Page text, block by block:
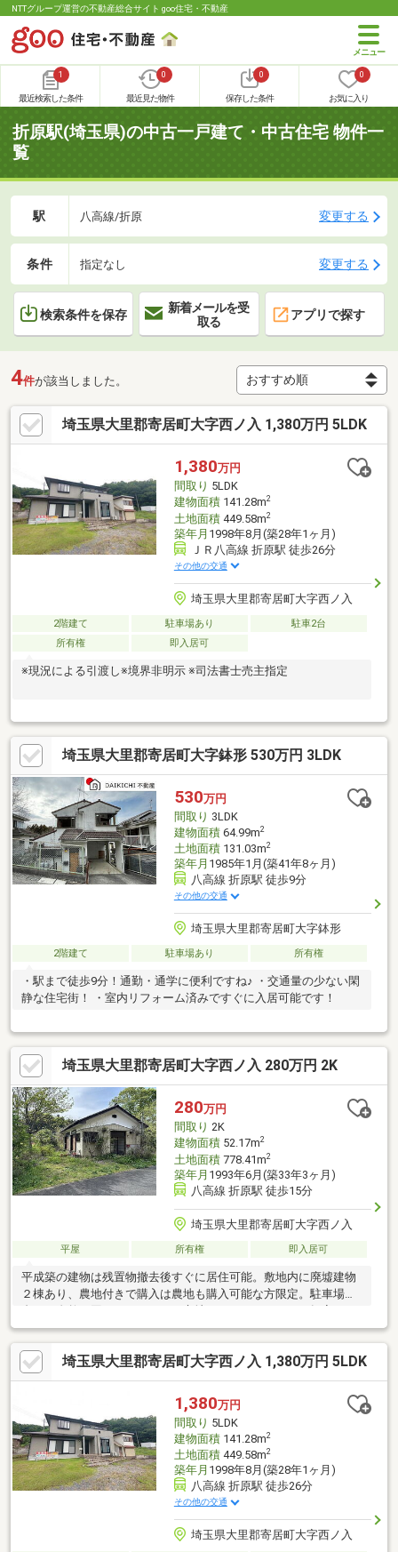
NTTグループ運営の不動産総合サイト goo住宅・不動産
1
最近検索した条件
0
最近見た物件
0
保存した条件
0
お気に入り
折原駅(埼玉県)の中古一戸建て・中古住宅 物件一
覧
駅 八高線/折原 変更する
条件 指定なし 変更する
検索条件を保存
新着メールを受
取る
アプリで探す
4件が該当しました。
埼玉県大里郡寄居町大字西ノ入 1,380万円 5LDK
1,380万円
間取り 5LDK
建物面積141.28m2
土地面積449.58m2
築年月 1998年8月(築28年1ヶ月)
ＪＲ八高線 折原駅 徒歩26分
その他の交通
埼玉県大里郡寄居町大字西ノ入
2階建て 駐車場あり
駐車2台
所有権
即入居可
※現況による引渡し※境界非明示 ※司法書士売主指定
埼玉県大里郡寄居町大字鉢形 530万円 3LDK
530万円
間取り 3LDK
建物面積64.99m2
土地面積131.03m2
築年月 1985年1月(築41年8ヶ月)
八高線 折原駅 徒歩9分
その他の交通
埼玉県大里郡寄居町大字鉢形
2階建て 駐車場あり 所有権
・駅まで徒歩9分！通勤・通学に便利ですね♪ ・交通量の少ない閑
静な住宅街！ ・室内リフォーム済みですぐに入居可能です！
埼玉県大里郡寄居町大字西ノ入 280万円 2K
280万円
間取り 2K
建物面積52.17m2
土地面積778.41m2
築年月 1993年6月(築33年3ヶ月)
八高線 折原駅 徒歩15分
埼玉県大里郡寄居町大字西ノ入
平屋 所有権 即入居可
平成築の建物は残置物撤去後すぐに居住可能。敷地内に廃墟建物
２棟あり、農地付きで購入は農地も購入可能な方限定。駐車場３
うな環境です。
埼玉県大里郡寄居町大字西ノ入 1,380万円 5LDK
1,380万円
間取り 5LDK
建物面積141.28m2
土地面積449.58m2
築年月 1998年8月(築28年1ヶ月)
八高線 折原駅 徒歩26分
その他の交通
埼玉県大里郡寄居町大字西ノ入